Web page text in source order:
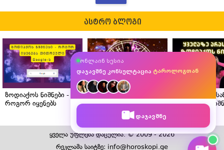
ასტრო ბლოგი
ზოდიაქოს ნიშნები -
როგორ იყენებს
ასტროლოგის რჩევები
ზოდიაქოს თითოეული
ნიშნისთვის
საცხოვრებლის სწორი
შერჩევისთვის
ყველაზე
ზოდიაქოს
ყველა უფლება დაცულია. © 2009 - 2026
რეკლამა საიტზე: info@horoskopi.ge
ონლაინ სესია
დაჯავშნე კონსულტაცია
ასტროლოგთან
ნუმეროლოგთან
დაჯავშნე